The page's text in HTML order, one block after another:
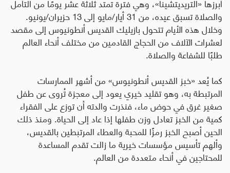
والصلاة تسبق عيده، من 31 أيار/مايو إلى 13 حزيران/يونيو.
وخلال هذه الأيام تتحول بازيليك القديس أنطونيوس إلى مقصد
لعشرات الآلاف من الحجاج القادمين من مختلف أنحاء العالم
طلبًا للشفاعة والصلاة.
كما يُعد «خبز القديس أنطونيوس» من أشهر الممارسات
المرتبطة به، وهو تقليد خيري يعود إلى معجزة تُروى عن طفل
صغير غرق في حوض ماء، فنذرت والدته أن توزع على الفقراء
كمية من الخبز تعادل وزن طفلها إذا عاد إلى الحياة. ومنذ ذلك
الحين أصبح الخبز رمزًا للمحبة والعطاء المرتبطين بالقديس،
وألهم تأسيس مؤسسات خيرية ما زالت تقدم المساعدة
للمحتاجين في أنحاء متعددة من العالم.